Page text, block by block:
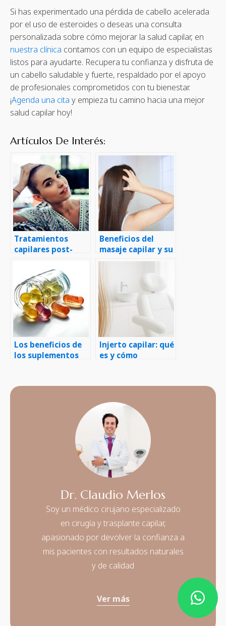
Si has experimentado una pérdida de cabello acelerada
por el uso de esteroides o deseas una consulta
personalizada sobre cómo mejorar la salud capilar, en
nuestra clínica contamos con un equipo de especialistas
listos para ayudarte. Recupera tu confianza y disfruta de
un cabello saludable y fuerte, respaldado por el apoyo
de profesionales comprometidos con tu bienestar.
¡Agenda una cita y empieza tu camino hacia una mejor
salud capilar hoy!
Artículos De Interés:
Tratamientos
capilares post-
Beneficios del
masaje capilar y su
estimulación en el
cabello
Los beneficios de
los suplementos
Injerto capilar: qué
es y cómo
Dr. Claudio Merlos
Soy un médico cirujano especializado
en cirugía y trasplante capilar,
apasionado por devolver la confianza a
mis pacientes con resultados naturales
y de calidad
Ver más